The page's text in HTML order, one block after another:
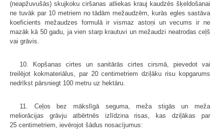
(neapžuvušās) skujkoku ciršanas atliekas krauj kaudzēs šķeldošanai
ne tuvāk par 10 metriem no tādām mežaudzēm, kurās egles sastāva
koeficients mežaudzes formulā ir vismaz astoņi un vecums ir ne
mazāk kā 50 gadu, ja vien starp krautuvi un mežaudzi neatrodas ceļš
vai grāvis.
10. Kopšanas cirtes un sanitārās cirtes cirsmā, pievedot vai
treilējot kokmateriālus, par 20 centimetriem dziļāku risu kopgarums
nedrīkst pārsniegt 100 metru uz hektāru.
11. Ceļos bez mākslīgā seguma, meža stigās un meža
meliorācijas grāvju atbērtnēs izlīdzina risas, kas dziļākas par
25 centimetriem, ievērojot šādus nosacījumus: